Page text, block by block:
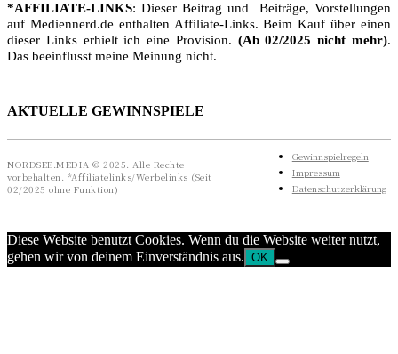
*AFFILIATE-LINKS: Dieser Beitrag und Beiträge, Vorstellungen
auf Mediennerd.de enthalten Affiliate-Links. Beim Kauf über einen
dieser Links erhielt ich eine Provision. (Ab 02/2025 nicht mehr).
Das beeinflusst meine Meinung nicht.
AKTUELLE GEWINNSPIELE
NORDSEE.MEDIA © 2025. Alle Rechte
vorbehalten. *Affiliatelinks/Werbelinks (Seit
02/2025 ohne Funktion)
Gewinnspielregeln
Impressum
Datenschutzerklärung
Diese Website benutzt Cookies. Wenn du die Website weiter nutzt,
gehen wir von deinem Einverständnis aus. OK